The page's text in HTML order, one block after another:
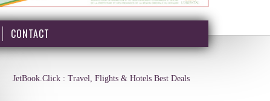
CONTACT
JetBook.Click : Travel, Flights & Hotels Best Deals